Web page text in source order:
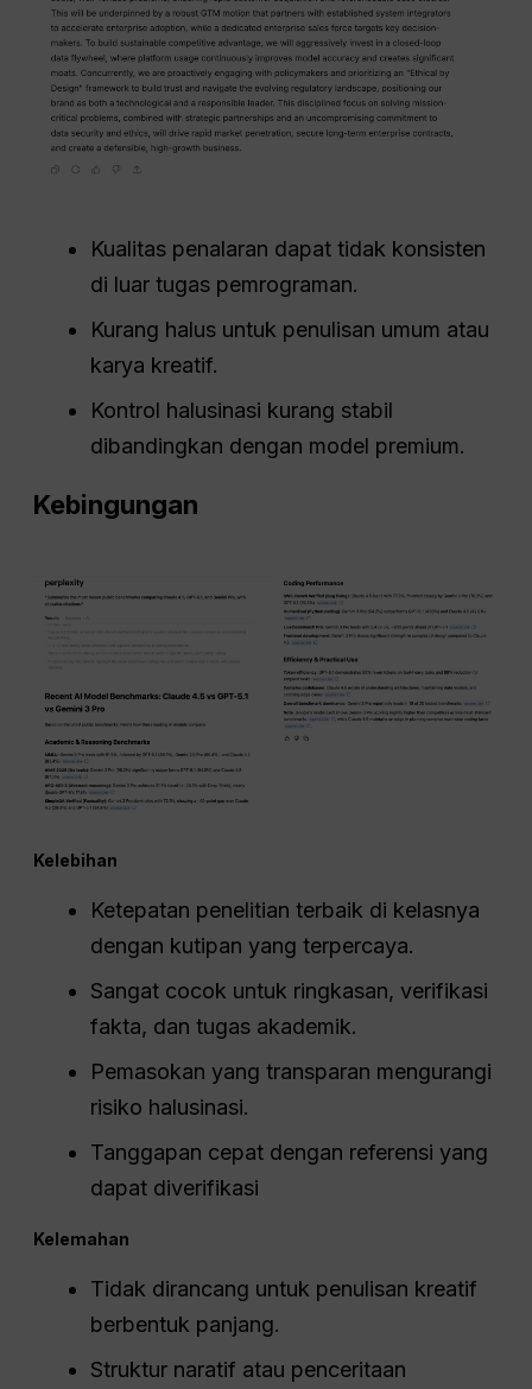
Kualitas penalaran dapat tidak konsisten
di luar tugas pemrograman.
Kurang halus untuk penulisan umum atau
karya kreatif.
Kontrol halusinasi kurang stabil
dibandingkan dengan model premium.
Kebingungan
Kelebihan
Ketepatan penelitian terbaik di kelasnya
dengan kutipan yang terpercaya.
Sangat cocok untuk ringkasan, verifikasi
fakta, dan tugas akademik.
Pemasokan yang transparan mengurangi
risiko halusinasi.
Tanggapan cepat dengan referensi yang
dapat diverifikasi
Kelemahan
Tidak dirancang untuk penulisan kreatif
berbentuk panjang.
Struktur naratif atau penceritaan